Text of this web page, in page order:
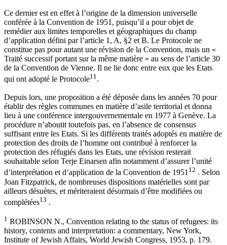
Ce dernier est en effet à l’origine de la dimension universelle
conférée à la Convention de 1951, puisqu’il a pour objet de
remédier aux limites temporelles et géographiques du champ
d’application défini par l’article 1, A, §2 et B. Le Protocole ne
constitue pas pour autant une révision de la Convention, mais un «
Traité successif portant sur la même matière » au sens de l’article 30
de la Convention de Vienne. Il ne lie donc entre eux que les Etats
qui ont adopté le Protocole11.
Depuis lors, une proposition a été déposée dans les années 70 pour
établir des règles communes en matière d’asile territorial et donna
lieu à une conférence intergouvernementale en 1977 à Genève. La
procédure n’aboutit toutefois pas, en l’absence de consensus
suffisant entre les Etats. Si les différents traités adoptés en matière de
protection des droits de l’homme ont contribué à renforcer la
protection des réfugiés dans les Etats, une révision resterait
souhaitable selon Terje Einarsen afin notamment d’assurer l’unité
d’interprétation et d’application de la Convention de 195112 . Selon
Joan Fitzpatrick, de nombreuses dispositions matérielles sont par
ailleurs désuètes, et mériteraient désormais d’être modifiées ou
complétées13 .
1 ROBINSON N., Convention relating to the status of refugees: its
history, contents and interpretation: a commentary, New York,
Institute of Jewish Affairs, World Jewish Congress, 1953, p. 179.